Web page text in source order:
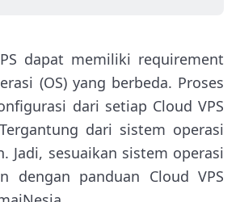
dapat memiliki requirement
(OS) yang berbeda. Proses
dari setiap Cloud VPS
dari sistem operasi
Jadi, sesuaikan sistem operasi
dengan panduan Cloud VPS